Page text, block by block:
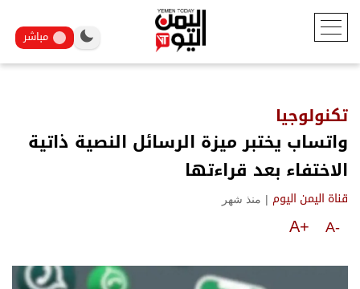
مباشر
تكنولوجيا
واتساب يختبر ميزة الرسائل النصية ذاتية
الاختفاء بعد قراءتها
قناة اليمن اليوم | منذ شهر
A-
A+